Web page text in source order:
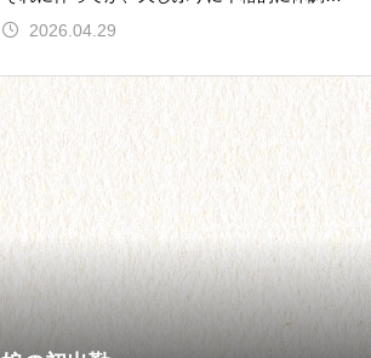
【21】大学卒業。フリーターと
なった２年間。
崩してしまった。カウンセリングのお客様に
2026.04.29